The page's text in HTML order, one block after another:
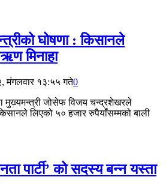
घोषणा : किसानले
मिनाहा
मंगलवार १३:५५ गते0
मुख्यमन्त्री जोसेफ विजय चन्द्रशेखरले
लिएको ५० हजार रुपैयाँसम्मको बाली
पार्टी’ को सदस्य बन्न यस्ता